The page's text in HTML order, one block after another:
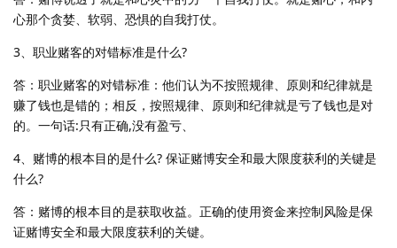
心那个贪婪、软弱、恐惧的自我打仗。
3、职业赌客的对错标准是什么?
答：职业赌客的对错标准：他们认为不按照规律、原则和纪律就是
赚了钱也是错的；相反，按照规律、原则和纪律就是亏了钱也是对
的。一句话:只有正确,没有盈亏、
4、赌博的根本目的是什么? 保证赌博安全和最大限度获利的关键是
什么?
答：赌博的根本目的是获取收益。正确的使用资金来控制风险是保
证赌博安全和最大限度获利的关键。